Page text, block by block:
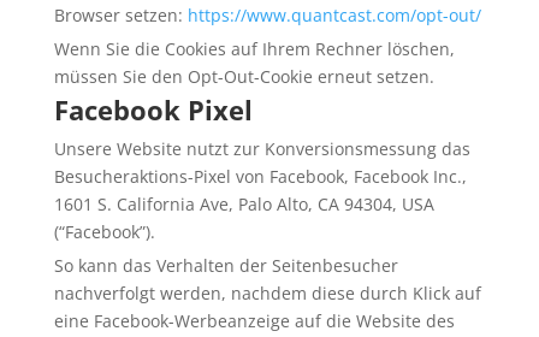
Browser setzen: https://www.quantcast.com/opt-out/
Wenn Sie die Cookies auf Ihrem Rechner löschen,
müssen Sie den Opt-Out-Cookie erneut setzen.
Facebook Pixel
Unsere Website nutzt zur Konversionsmessung das
Besucheraktions-Pixel von Facebook, Facebook Inc.,
1601 S. California Ave, Palo Alto, CA 94304, USA
(“Facebook”).
So kann das Verhalten der Seitenbesucher
nachverfolgt werden, nachdem diese durch Klick auf
eine Facebook-Werbeanzeige auf die Website des